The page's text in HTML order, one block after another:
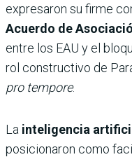
expresaron su firme
Acuerdo de
entre los EAU y el
rol constructivo de
pro tempore.
La inteligencia
posicionaron como